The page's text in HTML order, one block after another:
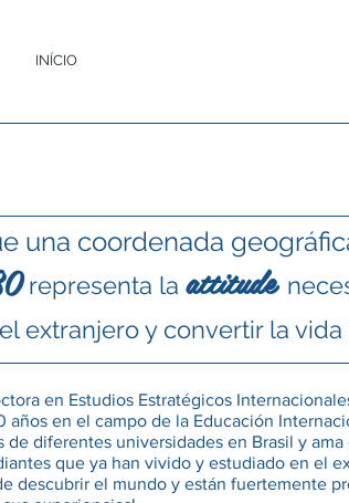
INÍCIO
una coordenada
representa la attitude
extranjero y convertir la vida
en Estudios Estratégicos
años en el campo de la Educación
diferentes universidades en Brasil y
que ya han vivido y estudiado en el
descubrir el mundo y están fuertemente